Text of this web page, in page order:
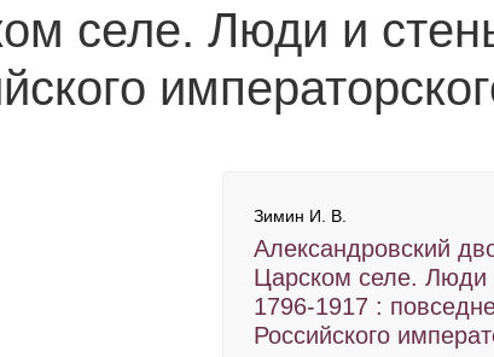
селе. Люди и
Зимин И. В.
Александровский
Царском селе. Люди
1796-1917 :
Российского